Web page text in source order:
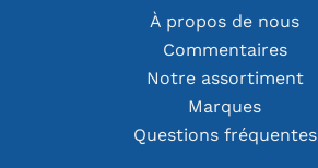
À propos de nous
Commentaires
Notre assortiment
Marques
Questions fréquentes